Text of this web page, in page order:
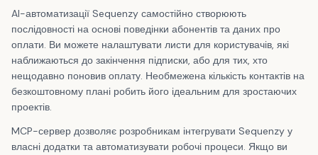
AI-автоматизації Sequenzy самостійно створюють
послідовності на основі поведінки абонентів та даних про
оплати. Ви можете налаштувати листи для користувачів, які
наближаються до закінчення підписки, або для тих, хто
нещодавно поновив оплату. Необмежена кількість контактів на
безкоштовному плані робить його ідеальним для зростаючих
проектів.
MCP-сервер дозволяє розробникам інтегрувати Sequenzy у
власні додатки та автоматизувати робочі процеси. Якщо ви